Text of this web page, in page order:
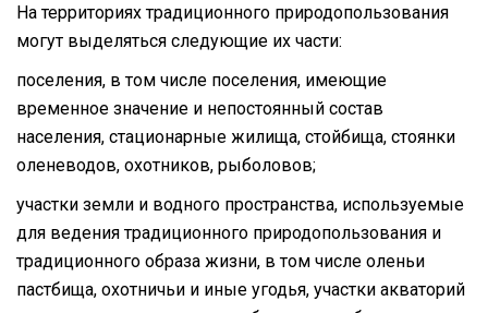
На территориях традиционного природопользования
могут выделяться следующие их части:
поселения, в том числе поселения, имеющие
временное значение и непостоянный состав
населения, стационарные жилища, стойбища, стоянки
оленеводов, охотников, рыболовов;
участки земли и водного пространства, используемые
для ведения традиционного природопользования и
традиционного образа жизни, в том числе оленьи
пастбища, охотничьи и иные угодья, участки акваторий